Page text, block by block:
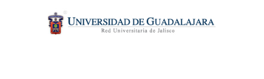
contenido
principal